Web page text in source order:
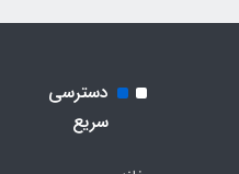
دسترسی
سریع